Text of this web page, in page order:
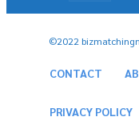
©2022
CONTACT
PRIVACY POLICY